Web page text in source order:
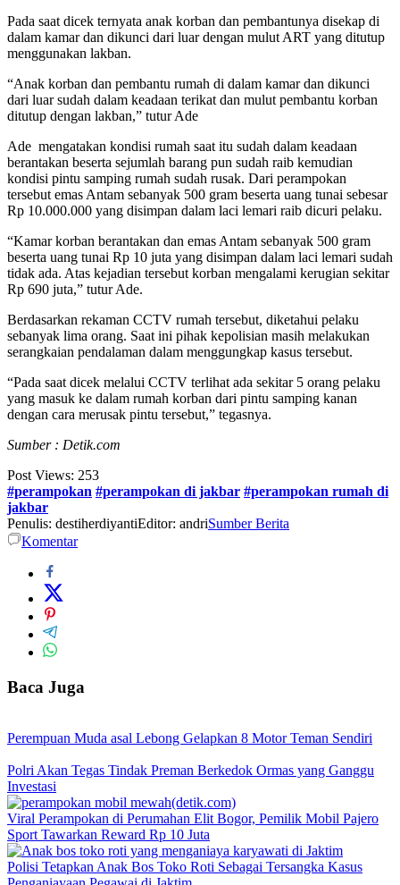
Pada saat dicek ternyata anak korban dan pembantunya disekap di
dalam kamar dan dikunci dari luar dengan mulut ART yang ditutup
menggunakan lakban.
“Anak korban dan pembantu rumah di dalam kamar dan dikunci
dari luar sudah dalam keadaan terikat dan mulut pembantu korban
ditutup dengan lakban,” tutur Ade
Ade mengatakan kondisi rumah saat itu sudah dalam keadaan
berantakan beserta sejumlah barang pun sudah raib kemudian
kondisi pintu samping rumah sudah rusak. Dari perampokan
tersebut emas Antam sebanyak 500 gram beserta uang tunai sebesar
Rp 10.000.000 yang disimpan dalam laci lemari raib dicuri pelaku.
“Kamar korban berantakan dan emas Antam sebanyak 500 gram
beserta uang tunai Rp 10 juta yang disimpan dalam laci lemari sudah
tidak ada. Atas kejadian tersebut korban mengalami kerugian sekitar
Rp 690 juta,” tutur Ade.
Berdasarkan rekaman CCTV rumah tersebut, diketahui pelaku
sebanyak lima orang. Saat ini pihak kepolisian masih melakukan
serangkaian pendalaman dalam menggungkap kasus tersebut.
“Pada saat dicek melalui CCTV terlihat ada sekitar 5 orang pelaku
yang masuk ke dalam rumah korban dari pintu samping kanan
dengan cara merusak pintu tersebut,” tegasnya.
Sumber : Detik.com
Post Views: 253
#perampokan #perampokan di jakbar #perampokan rumah di
jakbar
Penulis: destiherdiyantiEditor: andriSumber Berita
Komentar
Baca Juga
Perempuan Muda asal Lebong Gelapkan 8 Motor Teman Sendiri
Polri Akan Tegas Tindak Preman Berkedok Ormas yang Ganggu
Investasi
Viral Perampokan di Perumahan Elit Bogor, Pemilik Mobil Pajero
Sport Tawarkan Reward Rp 10 Juta
Polisi Tetapkan Anak Bos Toko Roti Sebagai Tersangka Kasus